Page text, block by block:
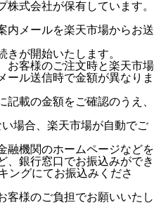
式会社が保有しています。
内メールを楽天市場からお送
が開始いたします。
お客様のご注文時と楽天市場
ール送信時で金額が異なりま
載の金額をご確認のうえ、
場合、楽天市場が自動でご
融機関のホームページなどを
、銀行窓口でお振込みができ
ングにてお振込みくださ
客様のご負担でお願いいたし